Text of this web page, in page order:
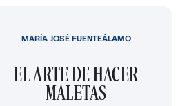
EL ARTE DE HACER
MALETAS
MARÍA JOSÉ FUENTEÁLAMO